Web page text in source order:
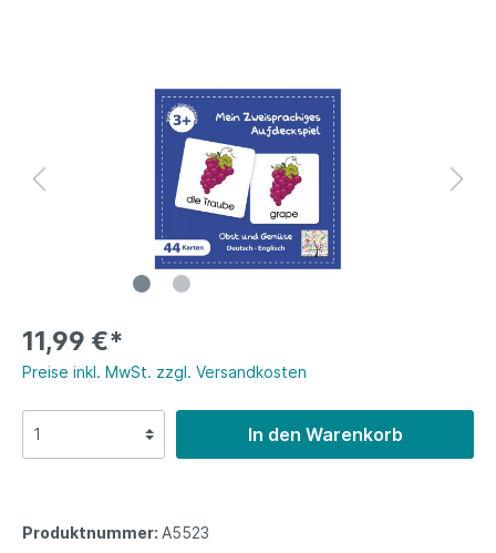
11,99 €*
Preise inkl. MwSt. zzgl. Versandkosten
In den Warenkorb
Produktnummer: A5523